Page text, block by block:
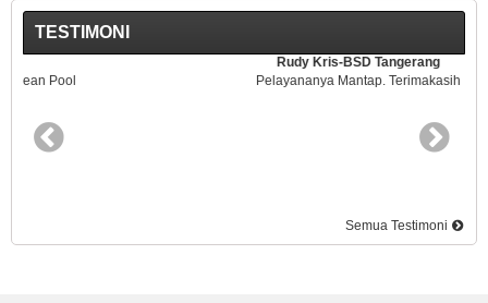
TESTIMONI
Rudy Kris-BSD Tangerang
Pelayananya Mantap. Terimakasih
Semua Testimoni